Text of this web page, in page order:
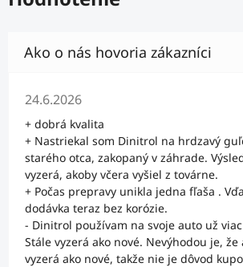
Hodnotenie obchodu je 5 z 5
24.6.2026
+ dobrá kvalita
+ Nastriekal som Dinitrol na hrdzavý
starého otca, zakopaný v záhrade.
vyzerá, akoby včera vyšiel z továrne.
+ Počas prepravy unikla jedna fľaša .
dodávka teraz bez korózie.
- Dinitrol používam na svoje auto už viac
Stále vyzerá ako nové. Nevýhodou je,
vyzerá ako nové, takže nie je dôvod